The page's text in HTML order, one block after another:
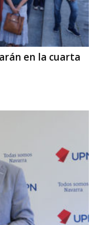
en la cuarta